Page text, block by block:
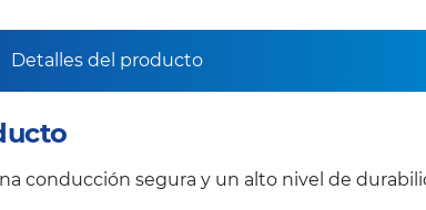
Detalles del producto
conducción segura y un alto nivel de